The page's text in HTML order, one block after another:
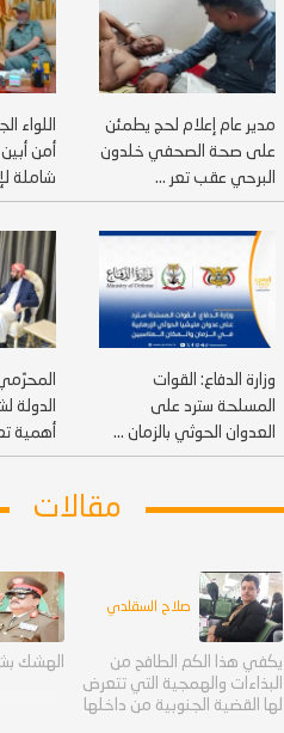
مدير عام إعلام لحج يطمئن
على صحة الصحفي خلدون
البرحي عقب تعر ...
اللواء
أمن
شاملة
وزارة الدفاع: القوات
المسلحة سترد على
العدوان الحوثي بالزمان ...
الدولة
أهمية
مقالات
صلاح السقلدي
يكفي هذا الكم الطافح من
البذاءات والهمجية التي تتعرض
لها القضية الجنوبية من داخلها
الهشك